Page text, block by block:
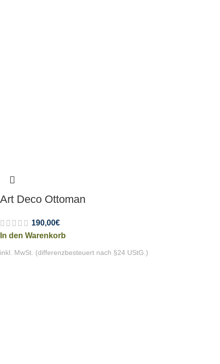
Art Deco Ottoman
190,00€
In den Warenkorb
inkl. MwSt. (differenzbesteuert nach §24 UStG.)